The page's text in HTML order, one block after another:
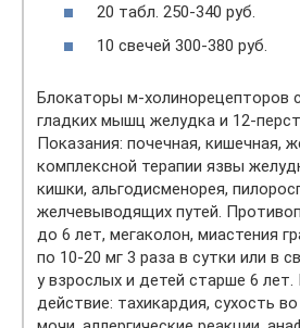
20 табл. 250-340 руб.
10 свечей 300-380 руб.
Блокаторы м-холинорецепторов
гладких мышц желудка и 12-
Показания: почечная, кишечная,
комплексной терапии язвы
кишки, альгодисменорея,
желчевыводящих путей.
до 6 лет, мегаколон, миастения
по 10-20 мг 3 раза в сутки или в
у взрослых и детей старше 6
действие: тахикардия, сухость